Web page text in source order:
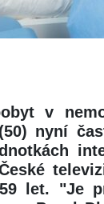
v
nyní
let. "Je